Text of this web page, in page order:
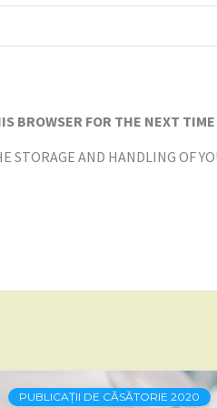
BROWSER FOR THE NEXT
STORAGE AND HANDLING OF
PUBLICAȚII DE CĂSĂTORIE 2020